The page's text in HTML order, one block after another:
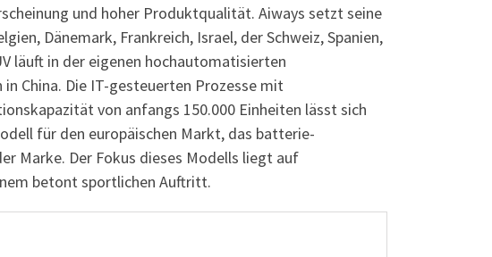
und hoher Produktqualität. Aiways setzt seine
Dänemark, Frankreich, Israel, der Schweiz, Spanien,
läuft in der eigenen hochautomatisierten
China. Die IT-gesteuerten Prozesse mit
von anfangs 150.000 Einheiten lässt sich
für den europäischen Markt, das batterie-
Marke. Der Fokus dieses Modells liegt auf
betont sportlichen Auftritt.